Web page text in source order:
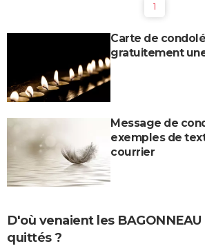
1
Carte de
gratuitement
Message de
exemples de
courrier
D'où venaient les
quittés ?